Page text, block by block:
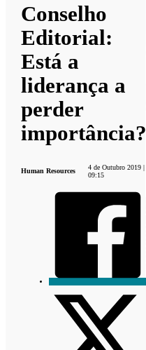
Conselho
Editorial:
Está a
liderança a
perder
importância?
Human Resources
4 de Outubro 2019 |
09:15